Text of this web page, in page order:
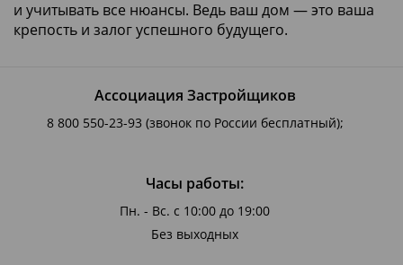
и учитывать все нюансы. Ведь ваш дом — это ваша
крепость и залог успешного будущего.
Ассоциация Застройщиков
8 800 550-23-93 (звонок по России бесплатный);
Часы работы:
Пн. - Вс. с 10:00 до 19:00
Без выходных